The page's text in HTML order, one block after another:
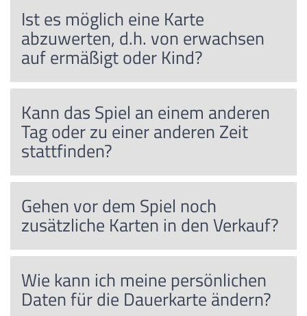
Ist es möglich eine Karte
abzuwerten, d.h. von erwachsen
auf ermäßigt oder Kind?
Kann das Spiel an einem anderen
Tag oder zu einer anderen Zeit
stattfinden?
Gehen vor dem Spiel noch
zusätzliche Karten in den Verkauf?
Wie kann ich meine persönlichen
Daten für die Dauerkarte ändern?